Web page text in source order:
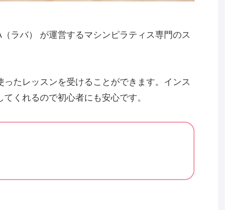
ラバ） が運営するマシンピラティス専門のス
たレッスンを受けることができます。インス
くれるので初心者にも安心です。